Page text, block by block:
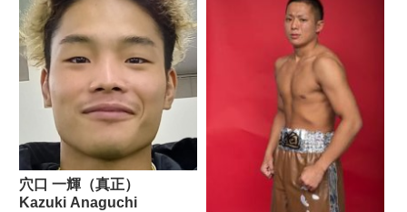
穴口 一輝（真正）
Kazuki Anaguchi